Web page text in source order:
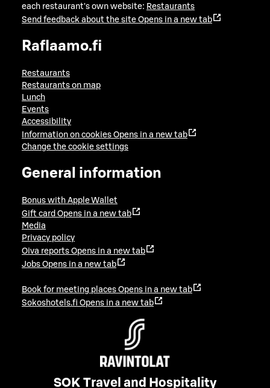
each restaurant's own website: Restaurants
Send feedback about the site Opens in a new tab
Raflaamo.fi
Restaurants
Restaurants on map
Lunch
Events
Accessibility
Information on cookies Opens in a new tab
Change the cookie settings
General information
Bonus with Apple Wallet
Gift card Opens in a new tab
Media
Privacy policy
Oiva reports Opens in a new tab
Jobs Opens in a new tab
Book for meeting places Opens in a new tab
Sokoshotels.fi Opens in a new tab
SOK Travel and Hospitality